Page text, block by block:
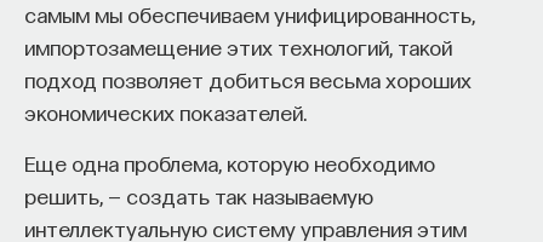
самым мы обеспечиваем унифицированность,
импортозамещение этих технологий, такой
подход позволяет добиться весьма хороших
экономических показателей.
Еще одна проблема, которую необходимо
решить, — создать так называемую
интеллектуальную систему управления этим